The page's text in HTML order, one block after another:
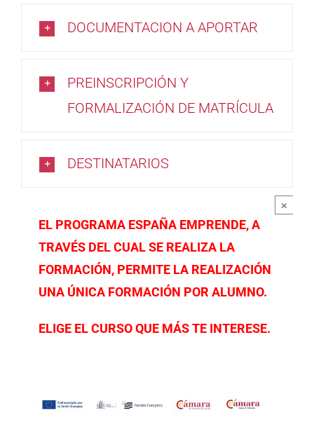
DOCUMENTACION A APORTAR
PREINSCRIPCIÓN Y
FORMALIZACIÓN DE MATRÍCULA
DESTINATARIOS
EL PROGRAMA ESPAÑA EMPRENDE, A
TRAVÉS DEL CUAL SE REALIZA LA
FORMACIÓN, PERMITE LA REALIZACIÓN
UNA ÚNICA FORMACIÓN POR ALUMNO.
ELIGE EL CURSO QUE MÁS TE INTERESE.
×